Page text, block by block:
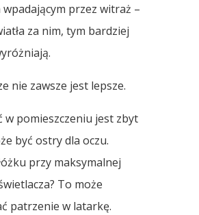
wpadającym przez witraż –
za nim, tym bardziej
nie zawsze jest lepsze.
w pomieszczeniu jest zbyt
być ostry dla oczu.
przy maksymalnej
To może
patrzenie w latarkę.